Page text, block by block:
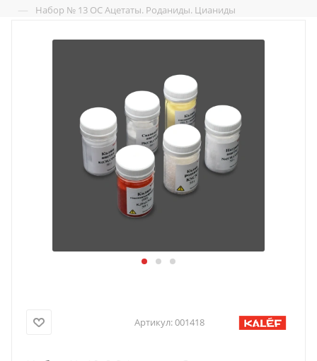
— Набор № 13 ОС Ацетаты. Роданиды. Цианиды
Артикул:001418